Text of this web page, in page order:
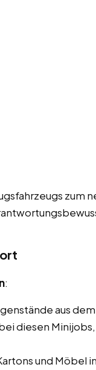
zum
:
aus
diesen
und Möbel